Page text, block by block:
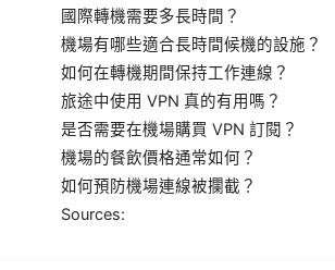
國際轉機需要多長時間？
機場有哪些適合長時間候機的設施？
如何在轉機期間保持工作連線？
旅途中使用 VPN 真的有用嗎？
是否需要在機場購買 VPN 訂閱？
機場的餐飲價格通常如何？
如何預防機場連線被攔截？
Sources: